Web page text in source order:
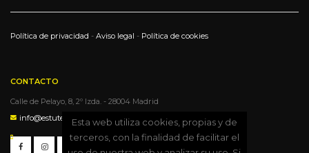
Política de privacidad - Aviso legal - Política de cookies
CONTACTO
Calle de Pelayo, 8, 2º Izda. - 28004 Madrid
info@estutele.comEsta web utiliza cookies, propias y de
terceros, con la finalidad de facilitar el